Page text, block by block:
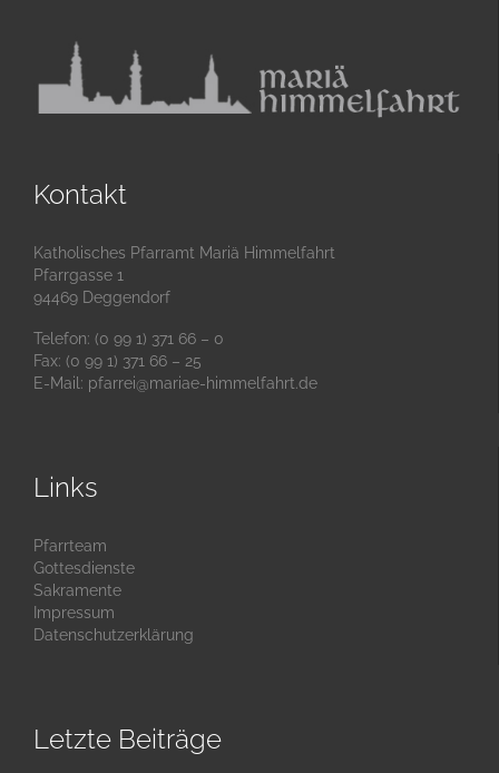
Kontakt
Katholisches Pfarramt Mariä Himmelfahrt
Pfarrgasse 1
94469 Deggendorf
Telefon: (0 99 1) 371 66 – 0
Fax: (0 99 1) 371 66 – 25
E-Mail: pfarrei@mariae-himmelfahrt.de
Links
Pfarrteam
Gottesdienste
Sakramente
Impressum
Datenschutzerklärung
Letzte Beiträge